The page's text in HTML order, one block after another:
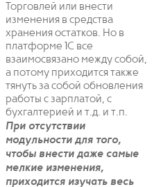
Торговлей или внести
изменения в средства
хранения остатков. Но в
платформе 1С все
взаимосвязано между собой,
а потому приходится также
тянуть за собой обновления
работы с зарплатой, с
бухгалтерией и т.д. и т.п.
При отсутствии
модульности для того,
чтобы внести даже самые
мелкие изменения,
приходится изучать весь